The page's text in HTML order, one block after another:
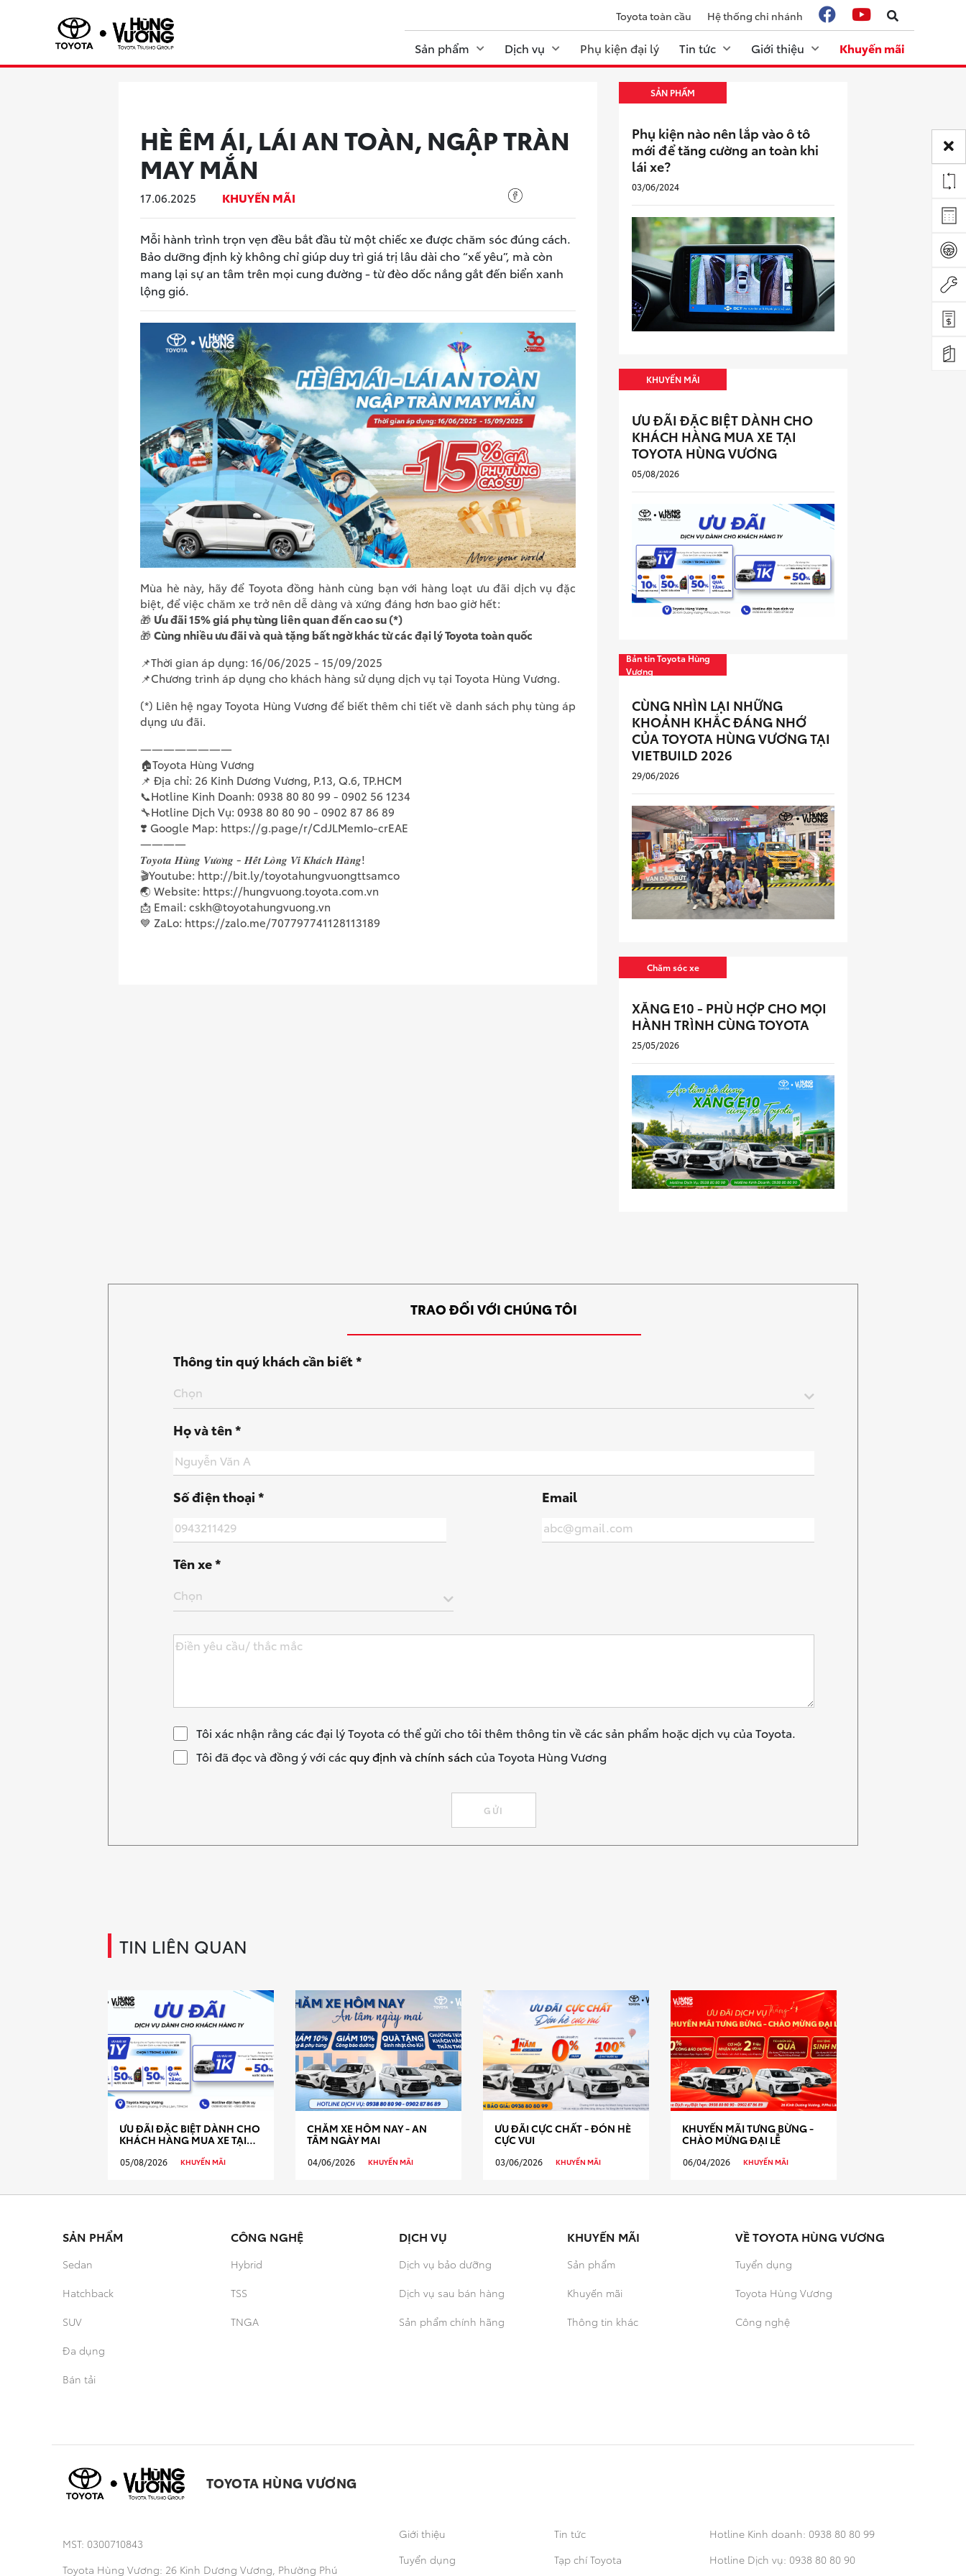
Toyota toàn cầu Hệ thống chi nhánh
Sản phẩm Dịch vụ Phụ kiện đại lý Tin tức Giới thiệu Khuyến mãi
HÈ ÊM ÁI, LÁI AN TOÀN, NGẬP TRÀN
MAY MẮN
17.06.2025 KHUYẾN MÃI
Mỗi hành trình trọn vẹn đều bắt đầu từ một chiếc xe được chăm sóc đúng cách.
Bảo dưỡng định kỳ không chỉ giúp duy trì giá trị lâu dài cho “xế yêu”, mà còn
mang lại sự an tâm trên mọi cung đường - từ đèo dốc nắng gắt đến biển xanh
lộng gió.
Mùa hè này, hãy để Toyota đồng hành cùng bạn với hàng loạt ưu đãi dịch vụ đặc
biệt, để việc chăm xe trở nên dễ dàng và xứng đáng hơn bao giờ hết:
🎁 Ưu đãi 15% giá phụ tùng liên quan đến cao su (*)
🎁 Cùng nhiều ưu đãi và quà tặng bất ngờ khác từ các đại lý Toyota toàn quốc
📌Thời gian áp dụng: 16/06/2025 - 15/09/2025
📌Chương trình áp dụng cho khách hàng sử dụng dịch vụ tại Toyota Hùng Vương.
(*) Liên hệ ngay Toyota Hùng Vương để biết thêm chi tiết về danh sách phụ tùng áp
dụng ưu đãi.
————————
🏠Toyota Hùng Vương
📌 Địa chỉ: 26 Kinh Dương Vương, P.13, Q.6, TP.HCM
📞Hotline Kinh Doanh: 0938 80 80 99 - 0902 56 1234
🔧Hotline Dịch Vụ: 0938 80 80 90 - 0902 87 86 89
❣️ Google Map: https://g.page/r/CdJLMemIo-crEAE
————
𝑻𝒐𝒚𝒐𝒕𝒂 𝑯𝒖̀𝒏𝒈 𝑽𝒖̛𝒐̛𝒏𝒈 - 𝑯𝒆̂́𝒕 𝑳𝒐̀𝒏𝒈 𝑽𝒊̀ 𝑲𝒉𝒂́𝒄𝒉 𝑯𝒂̀𝒏𝒈!
🎬Youtube: http://bit.ly/toyotahungvuongttsamco
🌏 Website: https://hungvuong.toyota.com.vn
📩 Email: cskh@toyotahungvuong.vn
💙 ZaLo: https://zalo.me/707797741128113189
SẢN PHẨM
Phụ kiện nào nên lắp vào ô tô
mới để tăng cường an toàn khi
lái xe?
03/06/2024
KHUYẾN MÃI
ƯU ĐÃI ĐẶC BIỆT DÀNH CHO
KHÁCH HÀNG MUA XE TẠI
TOYOTA HÙNG VƯƠNG
05/08/2026
Bản tin Toyota Hùng
Vương
CÙNG NHÌN LẠI NHỮNG
KHOẢNH KHẮC ĐÁNG NHỚ
CỦA TOYOTA HÙNG VƯƠNG TẠI
VIETBUILD 2026
29/06/2026
Chăm sóc xe
XĂNG E10 - PHÙ HỢP CHO MỌI
HÀNH TRÌNH CÙNG TOYOTA
25/05/2026
TRAO ĐỔI VỚI CHÚNG TÔI
Thông tin quý khách cần biết *
Chọn
Họ và tên *
Số điện thoại * Email
Tên xe *
Chọn
Wigo MT5
Tôi xác nhận rằng các đại lý Toyota có thể gửi cho tôi thêm thông tin về các sản phẩm hoặc dịch vụ của Toyota.
Tôi đã đọc và đồng ý với cácquy định và chính sách của Toyota Hùng Vương
TIN LIÊN QUAN
ƯU ĐÃI ĐẶC BIỆT DÀNH CHO
KHÁCH HÀNG MUA XE TẠI
05/08/2026 KHUYẾN MÃI
CHĂM XE HÔM NAY - AN
TÂM NGÀY MAI
04/06/2026 KHUYẾN MÃI
ƯU ĐÃI CỰC CHẤT - ĐÓN HÈ
CỰC VUI
03/06/2026 KHUYẾN MÃI
KHUYẾN MÃI TƯNG BỪNG -
CHÀO MỪNG ĐẠI LỄ
06/04/2026 KHUYẾN MÃI
SẢN PHẨM
Sedan
Hatchback
SUV
Đa dụng
Bán tải
CÔNG NGHỆ
Hybrid
TSS
TNGA
DỊCH VỤ
Dịch vụ bảo dưỡng
Dịch vụ sau bán hàng
Sản phẩm chính hãng
KHUYẾN MÃI
Sản phẩm
Khuyến mãi
Thông tin khác
VỀ TOYOTA HÙNG VƯƠNG
Tuyển dụng
Toyota Hùng Vương
Công nghệ
TOYOTA HÙNG VƯƠNG
MST: 0300710843
Toyota Hùng Vương: 26 Kinh Dương Vương, Phường Phú
Giới thiệu
Tuyển dụng
Tin tức
Tạp chí Toyota
Hotline Kinh doanh: 0938 80 80 99
Hotline Dịch vụ: 0938 80 80 90